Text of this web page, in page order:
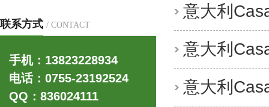
联系方式 / CONTACT
手机：13823228934
电话：0755-23192524
QQ：836024111
意大利
意大利
意大利